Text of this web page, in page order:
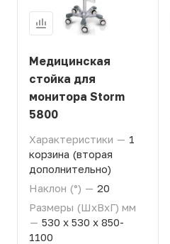
Медицинская
стойка для
монитора Storm
5800
Характеристики — 1
корзина (вторая
дополнительно)
Наклон (°) — 20
Размеры (ШхВхГ) мм
— 530 х 530 х 850-
1100